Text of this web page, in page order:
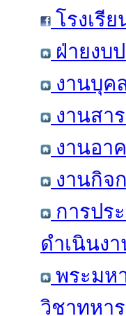
โรงเรี
ฝ่ายงบ
งานบุค
งานสา
งานอา
งานกิจ
การปร
ดำเนินง
พระมห
วิชาทหา